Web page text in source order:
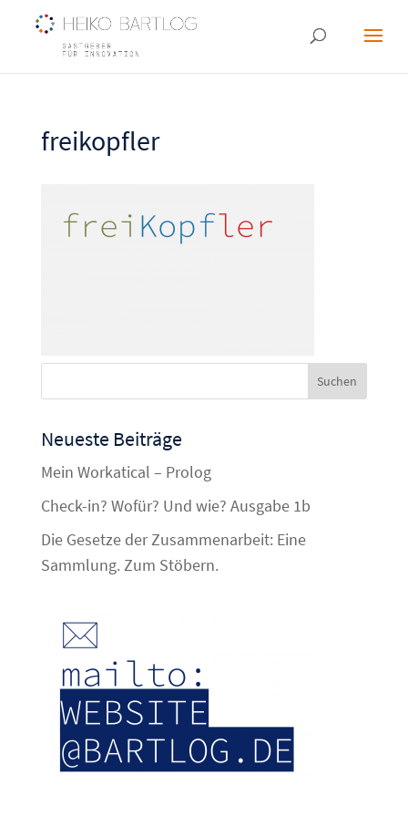
freikopfler
Neueste Beiträge
Mein Workatical – Prolog
Check-in? Wofür? Und wie? Ausgabe 1b
Die Gesetze der Zusammenarbeit: Eine
Sammlung. Zum Stöbern.